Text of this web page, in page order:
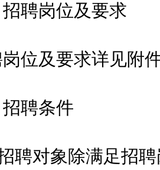
岗位及要求
及要求详见附件
聘条件
对象除满足招聘